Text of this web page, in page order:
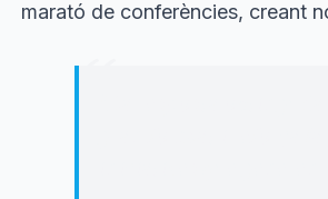
marató de conferències, creant
“